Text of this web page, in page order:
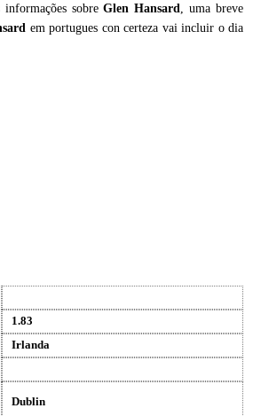
informações sobreGlen Hansard, uma breve
em portugues con certeza vai incluir o dia
1.83
Irlanda
Dublin